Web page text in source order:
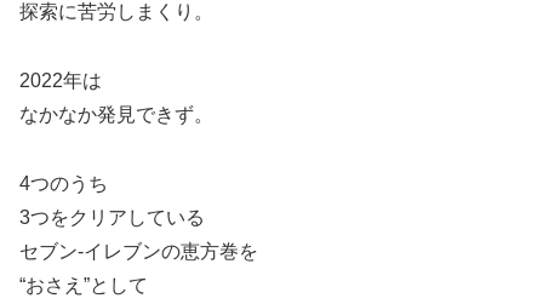
探索に苦労しまくり。
2022年は
なかなか発見できず。
4つのうち
3つをクリアしている
セブン-イレブンの恵方巻を
“おさえ”として